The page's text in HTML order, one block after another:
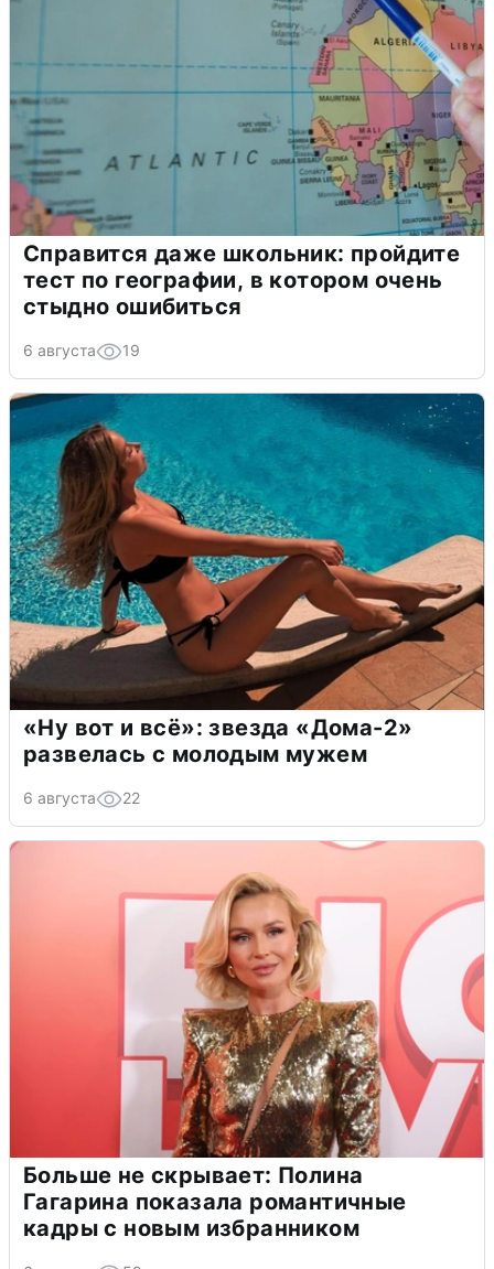
Справится даже школьник: пройдите
тест по географии, в котором очень
стыдно ошибиться
6 августа 19
«Ну вот и всё»: звезда «Дома-2»
развелась с молодым мужем
6 августа 22
Больше не скрывает: Полина
Гагарина показала романтичные
кадры с новым избранником